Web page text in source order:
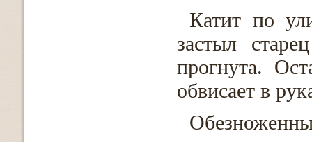
Катит по
застыл
прогнута.
обвисает в